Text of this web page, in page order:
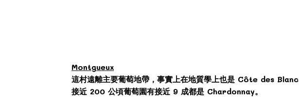
Montgueux
這村遠離主要葡萄地帶，事實上在地質學上也是 Côte des
接近 200 公頃葡萄園有接近 9 成都是 Chardonnay。